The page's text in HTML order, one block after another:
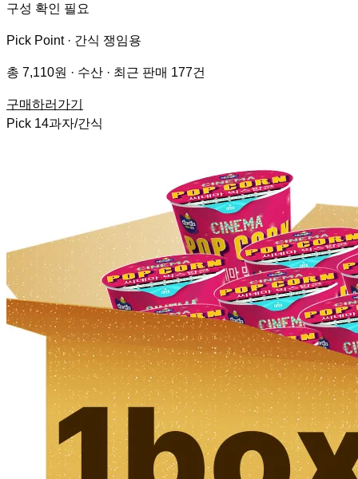
구성 확인 필요
Pick Point · 간식 쟁임용
총 7,110원 · 수산 · 최근 판매 177건
구매하러가기
Pick 14과자/간식